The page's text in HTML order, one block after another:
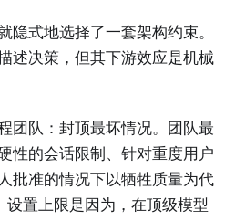
隐式地选择了一套架构约束。
述决策，但其下游效应是机械
团队：封顶最坏情况。团队最
性的会话限制、针对重度用户
批准的情况下以牺牲质量为代
设置上限是因为，在顶级模型